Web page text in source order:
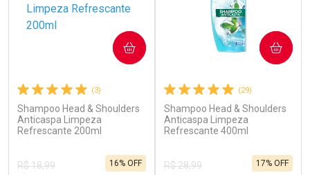
(3)
Shampoo Head & Shoulders
Anticaspa Limpeza
Refrescante 200ml
R$ 18,99
16% OFF
COMPRAR
(29)
Shampoo Head & Shoulders
Anticaspa Limpeza
Refrescante 400ml
R$ 28,99
17% OFF
COMPRAR